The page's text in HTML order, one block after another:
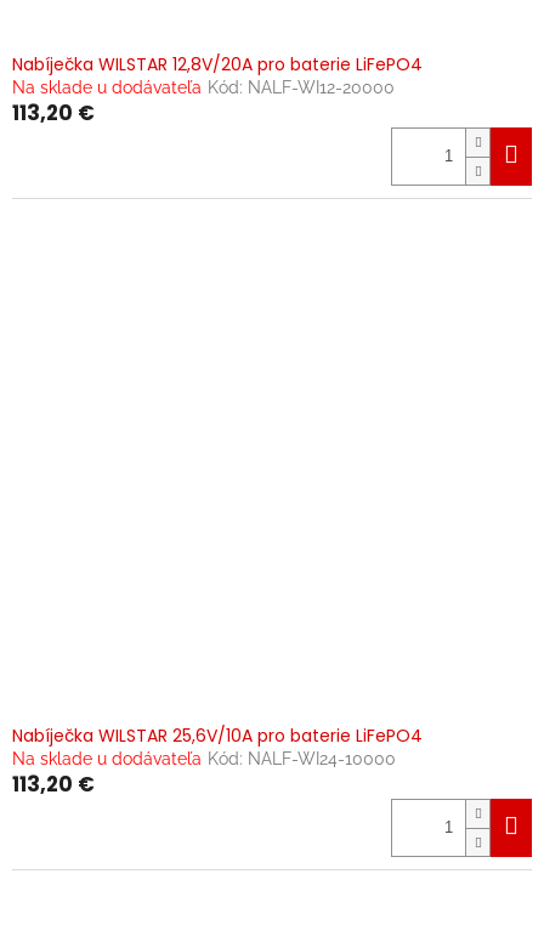
Nabíječka WILSTAR 12,8V/20A pro baterie LiFePO4
Na sklade u dodávateľa Kód: NALF-WI12-20000
113,20 €
Nabíječka WILSTAR 25,6V/10A pro baterie LiFePO4
Na sklade u dodávateľa Kód: NALF-WI24-10000
113,20 €